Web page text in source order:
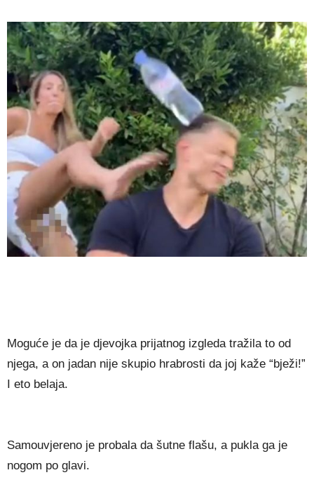
Moguće je da je djevojka prijatnog izgleda tražila to od
njega, a on jadan nije skupio hrabrosti da joj kaže “bježi!”
I eto belaja.
Samouvjereno je probala da šutne flašu, a pukla ga je
nogom po glavi.